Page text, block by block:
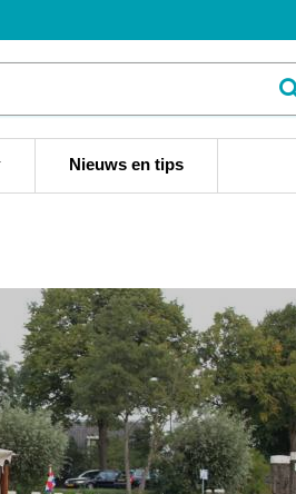
Nieuws en tips